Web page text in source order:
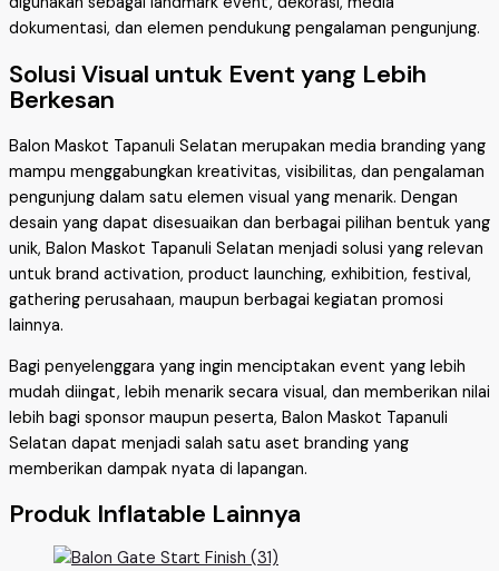
dokumentasi, dan elemen pendukung pengalaman pengunjung.
Solusi Visual untuk Event yang Lebih
Berkesan
Balon Maskot Tapanuli Selatan merupakan media branding yang
mampu menggabungkan kreativitas, visibilitas, dan pengalaman
pengunjung dalam satu elemen visual yang menarik. Dengan
desain yang dapat disesuaikan dan berbagai pilihan bentuk yang
unik, Balon Maskot Tapanuli Selatan menjadi solusi yang relevan
untuk brand activation, product launching, exhibition, festival,
gathering perusahaan, maupun berbagai kegiatan promosi
lainnya.
Bagi penyelenggara yang ingin menciptakan event yang lebih
mudah diingat, lebih menarik secara visual, dan memberikan nilai
lebih bagi sponsor maupun peserta, Balon Maskot Tapanuli
Selatan dapat menjadi salah satu aset branding yang
memberikan dampak nyata di lapangan.
Produk Inflatable Lainnya